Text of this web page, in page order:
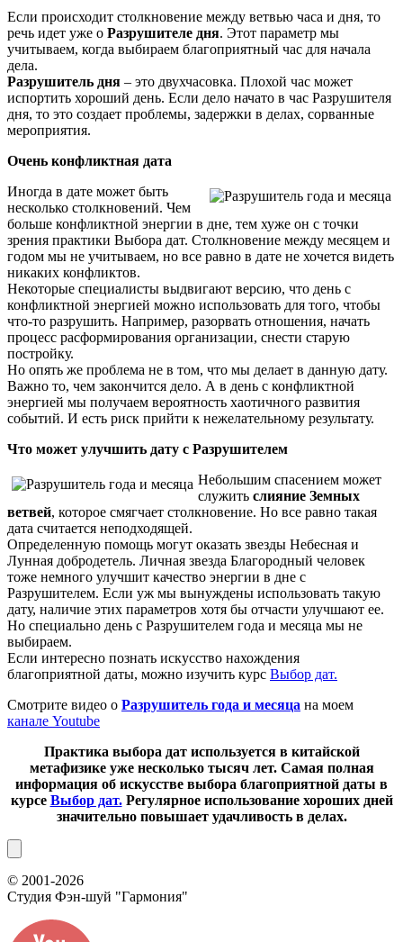
Если происходит столкновение между ветвью часа и дня, то
речь идет уже о Разрушителе дня. Этот параметр мы
учитываем, когда выбираем благоприятный час для начала
дела.
Разрушитель дня – это двухчасовка. Плохой час может
испортить хороший день. Если дело начато в час Разрушителя
дня, то это создает проблемы, задержки в делах, сорванные
мероприятия.
Очень конфликтная дата
Иногда в дате может быть
несколько столкновений. Чем
больше конфликтной энергии в дне, тем хуже он с точки
зрения практики Выбора дат. Столкновение между месяцем и
годом мы не учитываем, но все равно в дате не хочется видеть
никаких конфликтов.
Некоторые специалисты выдвигают версию, что день с
конфликтной энергией можно использовать для того, чтобы
что-то разрушить. Например, разорвать отношения, начать
процесс расформирования организации, снести старую
постройку.
Но опять же проблема не в том, что мы делает в данную дату.
Важно то, чем закончится дело. А в день с конфликтной
энергией мы получаем вероятность хаотичного развития
событий. И есть риск прийти к нежелательному результату.
Что может улучшить дату с Разрушителем
Небольшим спасением может
служить слияние Земных
ветвей, которое смягчает столкновение. Но все равно такая
дата считается неподходящей.
Определенную помощь могут оказать звезды Небесная и
Лунная добродетель. Личная звезда Благородный человек
тоже немного улучшит качество энергии в дне с
Разрушителем. Если уж мы вынуждены использовать такую
дату, наличие этих параметров хотя бы отчасти улучшают ее.
Но специально день с Разрушителем года и месяца мы не
выбираем.
Если интересно познать искусство нахождения
благоприятной даты, можно изучить курс Выбор дат.
Смотрите видео о Разрушитель года и месяца на моем
канале Youtube
Практика выбора дат используется в китайской
метафизике уже несколько тысяч лет. Самая полная
информация об искусстве выбора благоприятной даты в
курсе Выбор дат.Регулярное использование хороших дней
значительно повышает удачливость в делах.
© 2001-2026
Студия Фэн-шуй "Гармония"